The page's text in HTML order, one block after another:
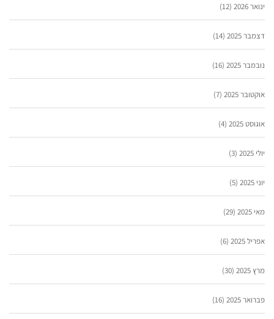
ינואר 2026 (12)
דצמבר 2025 (14)
נובמבר 2025 (16)
אוקטובר 2025 (7)
אוגוסט 2025 (4)
יולי 2025 (3)
יוני 2025 (5)
מאי 2025 (29)
אפריל 2025 (6)
מרץ 2025 (30)
פברואר 2025 (16)